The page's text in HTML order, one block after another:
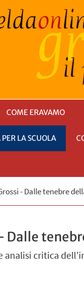
COME ERAVAMO
LA SCUOLA
- Dalle tenebre
Dalle
critica